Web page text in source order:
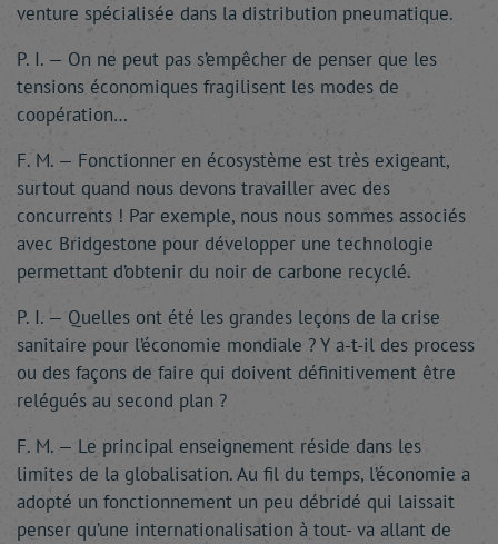
venture spécialisée dans la distribution pneumatique.
P. I. — On ne peut pas s’empêcher de penser que les
tensions économiques fragilisent les modes de
coopération…
F. M. — Fonctionner en écosystème est très exigeant,
surtout quand nous devons travailler avec des
concurrents ! Par exemple, nous nous sommes associés
avec Bridgestone pour développer une technologie
permettant d’obtenir du noir de carbone recyclé.
P. I. — Quelles ont été les grandes leçons de la crise
sanitaire pour l’économie mondiale ? Y a-t-il des process
ou des façons de faire qui doivent définitivement être
relégués au second plan ?
F. M. — Le principal enseignement réside dans les
limites de la globalisation. Au fil du temps, l’économie a
adopté un fonctionnement un peu débridé qui laissait
penser qu’une internationalisation à tout- va allant de